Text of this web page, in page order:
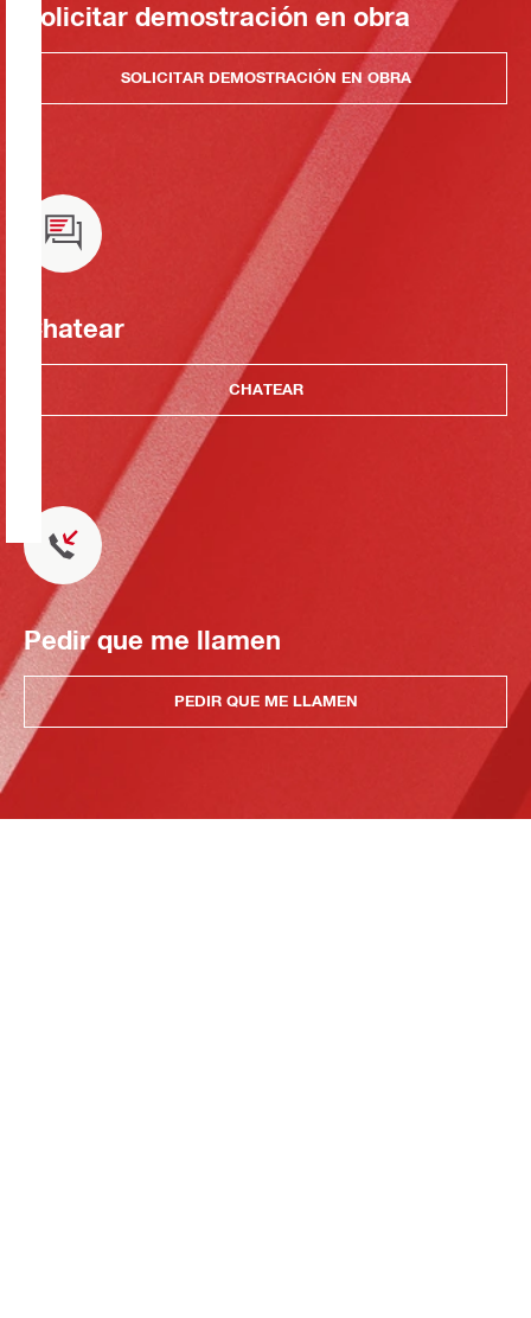
Solicitar demostración en obra
SOLICITAR DEMOSTRACIÓN EN OBRA
Chatear
CHATEAR
Pedir que me llamen
PEDIR QUE ME LLAMEN